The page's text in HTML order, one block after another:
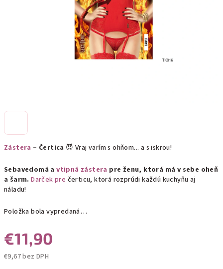
Zástera – Čertica 😈 Vraj varím s ohňom... a s iskrou!
Sebavedomá avtipná zástera pre ženu, ktorá má v sebe oheň
a šarm. Darček pre čerticu, ktorá rozprúdi každú kuchyňu aj
náladu!
Položka bola vypredaná…
€11,90
€9,67 bez DPH